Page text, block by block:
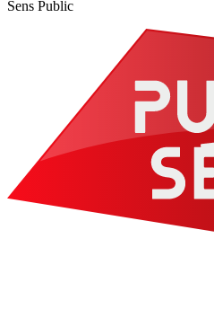
Sens Public